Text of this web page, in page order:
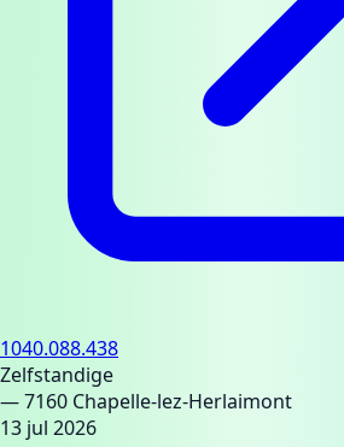
1040.088.438
Zelfstandige
— 7160 Chapelle-lez-Herlaimont
13 jul 2026